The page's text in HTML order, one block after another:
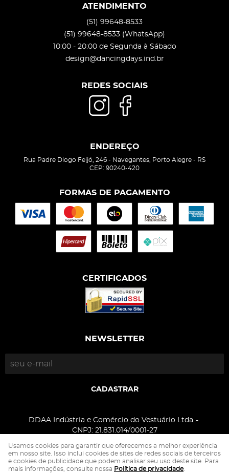
ATENDIMENTO
(51) 99648-8533
(51) 99648-8533 (WhatsApp)
10:00 - 20:00 de Segunda à Sábado
design@dancingdays.ind.br
REDES SOCIAIS
ENDEREÇO
Rua Padre Diogo Feijó, 246 - Navegantes, Porto Alegre - RS
CEP: 90240-420
FORMAS DE PAGAMENTO
CERTIFICADOS
NEWSLETTER
CADASTRAR
DDAA Indústria e Comércio do Vestuário Ltda
CNPJ: 21.831.014/0001-27
LOJA VIRTUAL CRIADA POR
Usamos cookies para garantir que oferecemos a melhor experiência
em nosso site. Isso inclui cookies de sites de redes sociais de terceiros
e cookies de publicidade que podem analisar seu uso deste site. Para
mais informações, consulte nossa Política de privacidade.